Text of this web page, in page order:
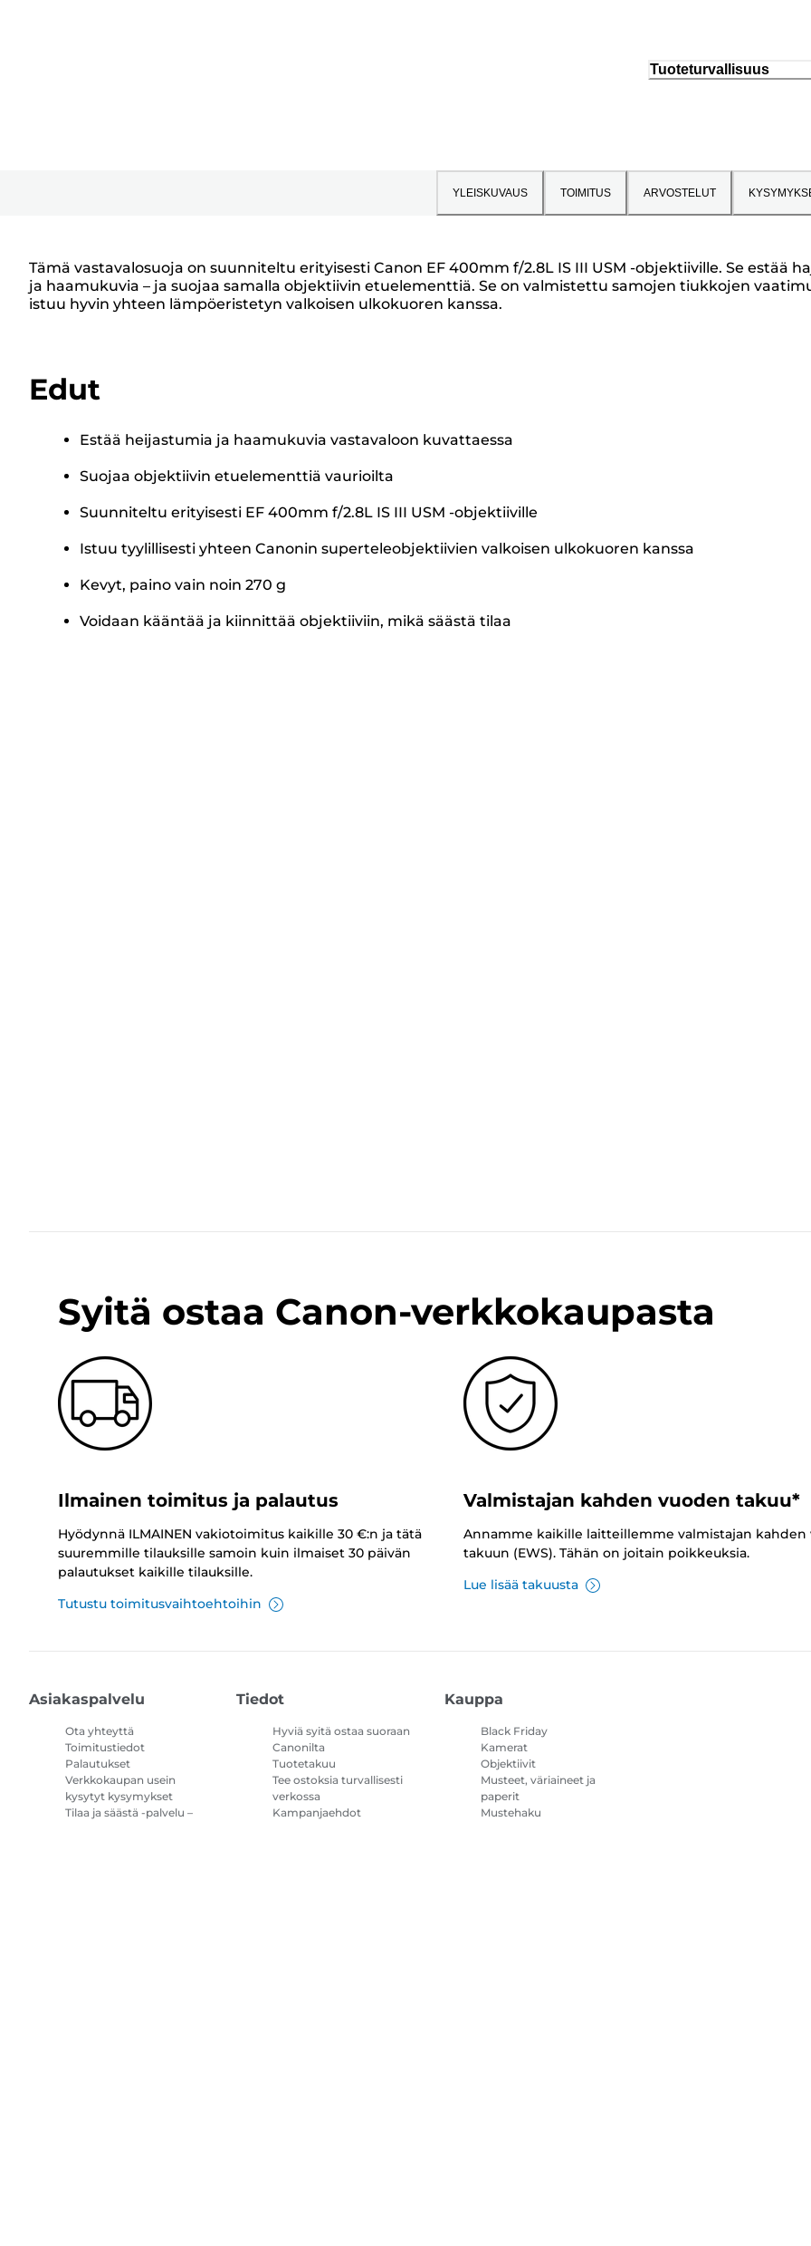
Tuoteturvallisuus
YLEISKUVAUS TOIMITUS ARVOSTELUT
Tämä vastavalosuoja on suunniteltu erityisesti Canon EF 400mm f/2.8L IS III USM -objektiiville. Se estää
ja haamukuvia – ja suojaa samalla objektiivin etuelementtiä. Se on valmistettu samojen tiukkojen
istuu hyvin yhteen lämpöeristetyn valkoisen ulkokuoren kanssa.
Edut
Estää heijastumia ja haamukuvia vastavaloon kuvattaessa
Suojaa objektiivin etuelementtiä vaurioilta
Suunniteltu erityisesti EF 400mm f/2.8L IS III USM -objektiiville
Istuu tyylillisesti yhteen Canonin superteleobjektiivien valkoisen ulkokuoren kanssa
Kevyt, paino vain noin 270 g
Voidaan kääntää ja kiinnittää objektiiviin, mikä säästä tilaa
Syitä ostaa Canon-verkkokaupasta
Ilmainen toimitus ja palautus
Hyödynnä ILMAINEN vakiotoimitus kaikille 30 €:n ja tätä
suuremmille tilauksille samoin kuin ilmaiset 30 päivän
palautukset kaikille tilauksille.
Tutustu toimitusvaihtoehtoihin
Valmistajan kahden vuoden takuu*
Annamme kaikille laitteillemme valmistajan kahden
takuun (EWS). Tähän on joitain poikkeuksia.
Lue lisää takuusta
Asiakaspalvelu
Ota yhteyttä
Toimitustiedot
Palautukset
Verkkokaupan usein
kysytyt kysymykset
Tilaa ja säästä -palvelu –
Tiedot
Hyviä syitä ostaa suoraan
Canonilta
Tuotetakuu
Tee ostoksia turvallisesti
verkossa
Kampanjaehdot
Kauppa
Black Friday
Kamerat
Objektiivit
Musteet, väriaineet ja
paperit
Mustehaku